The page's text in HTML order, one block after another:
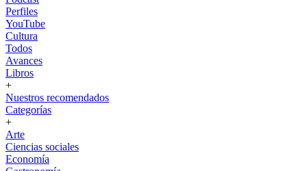
Perfiles
YouTube
Cultura
Todos
Avances
Libros
+
Nuestros recomendados
Categorías
+
Arte
Ciencias sociales
Economía